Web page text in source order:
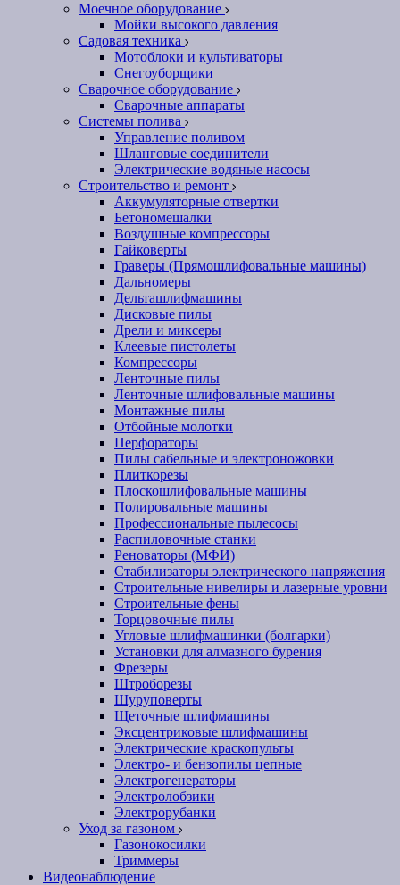
Моечное оборудование
Мойки высокого давления
Садовая техника
Мотоблоки и культиваторы
Снегоуборщики
Сварочное оборудование
Сварочные аппараты
Системы полива
Управление поливом
Шланговые соединители
Электрические водяные насосы
Строительство и ремонт
Аккумуляторные отвертки
Бетономешалки
Воздушные компрессоры
Гайковерты
Граверы (Прямошлифовальные машины)
Дальномеры
Дельташлифмашины
Дисковые пилы
Дрели и миксеры
Клеевые пистолеты
Компрессоры
Ленточные пилы
Ленточные шлифовальные машины
Монтажные пилы
Отбойные молотки
Перфораторы
Пилы сабельные и электроножовки
Плиткорезы
Плоскошлифовальные машины
Полировальные машины
Профессиональные пылесосы
Распиловочные станки
Реноваторы (МФИ)
Стабилизаторы электрического напряжения
Строительные нивелиры и лазерные уровни
Строительные фены
Торцовочные пилы
Угловые шлифмашинки (болгарки)
Установки для алмазного бурения
Фрезеры
Штроборезы
Шуруповерты
Щеточные шлифмашины
Эксцентриковые шлифмашины
Электрические краскопульты
Электро- и бензопилы цепные
Электрогенераторы
Электролобзики
Электрорубанки
Уход за газоном
Газонокосилки
Триммеры
Видеонаблюдение